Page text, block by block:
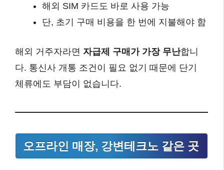
해외 SIM 카드도 바로 사용 가능
단, 초기 구매 비용을 한 번에 지불해야 함
해외 거주자라면 자급제 구매가 가장 무난합니
다. 통신사 개통 조건이 필요 없기 때문에 단기
체류에도 부담이 없습니다.
오프라인 매장, 강변테크노 같은 곳